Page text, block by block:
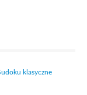
klasyczne